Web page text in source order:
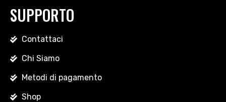
SUPPORTO
Contattaci
Chi Siamo
Metodi di pagamento
Shop